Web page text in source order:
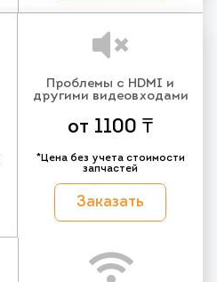
Проблемы с HDMI и
другими видеовходами
от 1100 ₸
*Цена без учета стоимости
запчастей
Заказать